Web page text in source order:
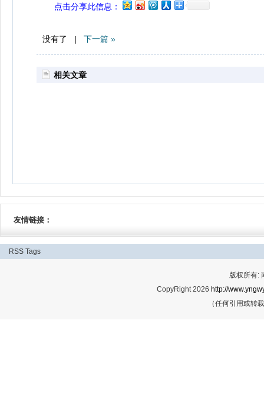
点击分享此信息：
没有了 | 下一篇 »
相关文章
友情链接：
RSS Tags
版权所有:
CopyRight 2026 http://
（任何引用或转